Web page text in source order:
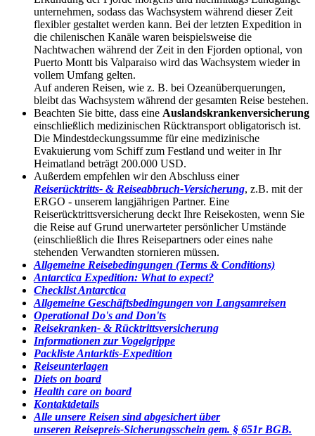
unternehmen, sodass das Wachsystem während dieser Zeit
flexibler gestaltet werden kann. Bei der letzten Expedition in
die chilenischen Kanäle waren beispielsweise die
Nachtwachen während der Zeit in den Fjorden optional, von
Puerto Montt bis Valparaiso wird das Wachsystem wieder in
vollem Umfang gelten.
Auf anderen Reisen, wie z. B. bei Ozeanüberquerungen,
bleibt das Wachsystem während der gesamten Reise bestehen.
Beachten Sie bitte, dass eine Auslandskrankenversicherung
einschließlich medizinischen Rücktransport obligatorisch ist.
Die Mindestdeckungssumme für eine medizinische
Evakuierung vom Schiff zum Festland und weiter in Ihr
Heimatland beträgt 200.000 USD.
Außerdem empfehlen wir den Abschluss einer
Reiserücktritts- & Reiseabbruch-Versicherung, z.B. mit der
ERGO - unserem langjährigen Partner. Eine
Reiserücktrittsversicherung deckt Ihre Reisekosten, wenn Sie
die Reise auf Grund unerwarteter persönlicher Umstände
(einschließlich die Ihres Reisepartners oder eines nahe
stehenden Verwandten stornieren müssen.
Allgemeine Reisebedingungen (Terms & Conditions)
Antarctica Expedition: What to expect?
Checklist Antarctica
Allgemeine Geschäftsbedingungen von Langsamreisen
Operational Do's and Don'ts
Reisekranken- & Rücktrittsversicherung
Informationen zur Vogelgrippe
Packliste Antarktis-Expedition
Reiseunterlagen
Diets on board
Health care on board
Kontaktdetails
Alle unsere Reisen sind abgesichert über
unseren Reisepreis-Sicherungsschein gem. § 651r BGB.